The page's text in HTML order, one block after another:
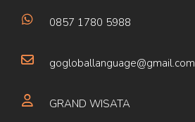
0857 1780 5988
gogloballanguage@gmail.com
GRAND WISATA